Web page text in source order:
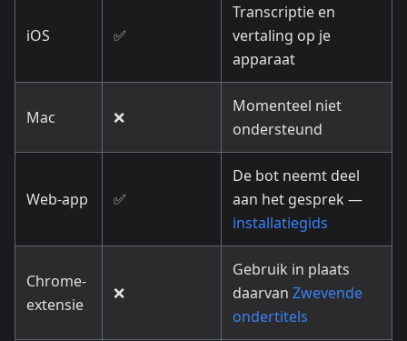
iOS ✅
Transcriptie en
vertaling op je
apparaat
Mac ❌
Momenteel niet
ondersteund
Web-app ✅
De bot neemt deel
aan het gesprek —
installatiegids
Chrome-
extensie
❌
Gebruik in plaats
daarvan Zwevende
ondertitels